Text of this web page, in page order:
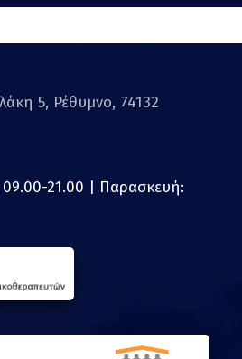
5, Ρέθυμνο, 74132
21.00 | Παρασκευή: